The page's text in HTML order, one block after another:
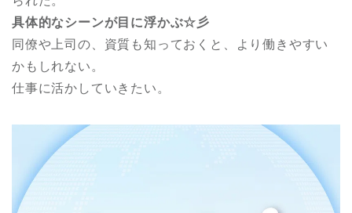
具体的なシーンが目に浮かぶ☆彡
同僚や上司の、資質も知っておくと、より働きやすい
かもしれない。
仕事に活かしていきたい。